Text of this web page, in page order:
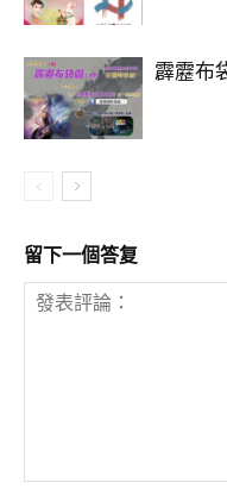
霹靂布
留下一個答复